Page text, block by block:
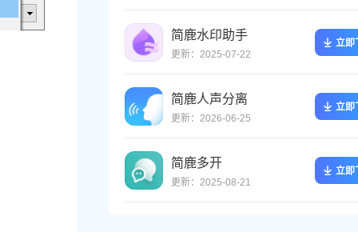
简鹿水印助手
更新：2025-07-22
立即
简鹿人声分离
更新：2026-06-25
立即
简鹿多开
更新：2025-08-21
立即